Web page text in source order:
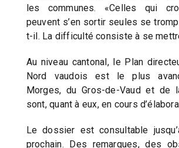
les communes. «Celles qui
peuvent s’en sortir seules se
t-il. La difficulté consiste à se
Au niveau cantonal, le Plan
Nord vaudois est le plus
Morges, du Gros-de-Vaud et de
sont, quant à eux, en cours
Le dossier est consultable
prochain. Des remarques, des